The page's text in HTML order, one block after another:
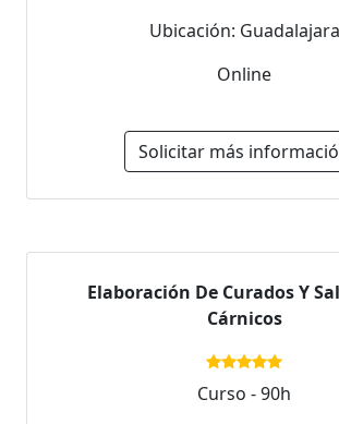
Ubicación: Guadalajara
Online
Solicitar más
Elaboración De Curados Y
Cárnicos
Curso - 90h